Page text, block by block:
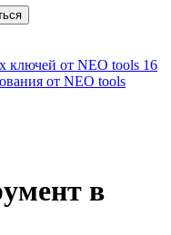
ключей от NEO tools 16
от NEO tools
в